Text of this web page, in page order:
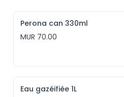
Perona can 330ml
MUR 70.00
Eau gazéifiée 1L